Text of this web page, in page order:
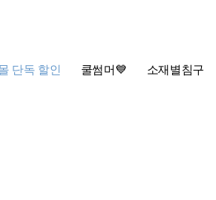
단독 할인 쿨썸머💙 소재별침구